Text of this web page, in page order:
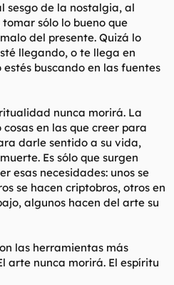
sesgo de la nostalgia, al
sólo lo bueno que
del presente. Quizá lo
llegando, o te llega en
buscando en las fuentes
nunca morirá. La
en las que creer para
darle sentido a su vida,
Es sólo que surgen
esas necesidades: unos se
se hacen criptobros, otros en
algunos hacen del arte su
las herramientas más
arte nunca morirá. El espíritu